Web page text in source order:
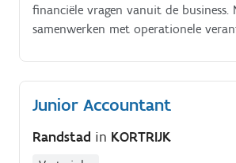
financiële vragen vanuit de business.
samenwerken met operationele
Junior Accountant
Randstad in KORTRIJK